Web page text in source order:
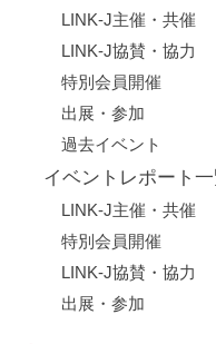
LINK-J主催・共催
LINK-J協賛・協力
特別会員開催
出展・参加
過去イベント
イベントレポート
LINK-J主催・共催
特別会員開催
LINK-J協賛・協力
出展・参加